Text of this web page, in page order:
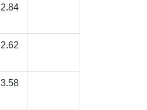
2.84
2.62
3.58